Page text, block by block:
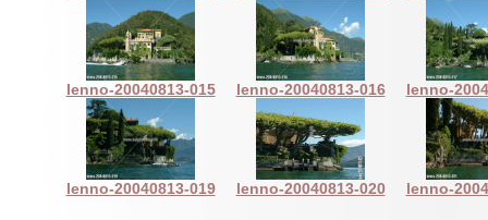
lenno-20040813-015 lenno-20040813-016 lenno-
lenno-20040813-019 lenno-20040813-020 lenno-